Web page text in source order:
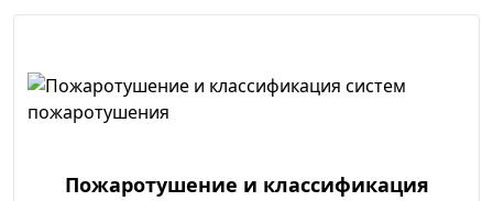
Пожаротушение и классификация